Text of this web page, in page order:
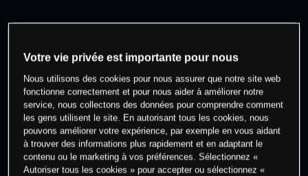
cet actif
Commencez à trader
Votre vie privée est importante pour nous
Nous utilisons des cookies pour nous assurer que notre site web
fonctionne correctement et pour nous aider à améliorer notre
service, nous collectons des données pour comprendre comment
les gens utilisent le site. En autorisant tous les cookies, nous
pouvons améliorer votre expérience, par exemple en vous aidant
à trouver des informations plus rapidement et en adaptant le
contenu ou le marketing à vos préférences. Sélectionnez «
Autoriser tous les cookies » pour accepter ou sélectionnez «